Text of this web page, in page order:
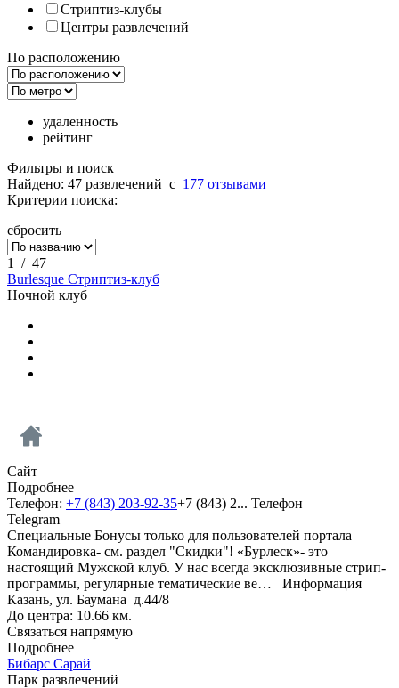
Стриптиз-клубы
Центры развлечений
По расположению
удаленность
рейтинг
Фильтры и поиск
Найдено: 47 развлечений c 177 отзывами
Критерии поиска:
сбросить
1 / 47
Burlesque Стриптиз-клуб
Ночной клуб
Сайт
Подробнее
Телефон: +7 (843) 203-92-35+7 (843) 2... Телефон
Telegram
Специальные Бонусы только для пользователей портала
Командировка- см. раздел "Скидки"! «Бурлеск»- это
настоящий Мужской клуб. У нас всегда эксклюзивные стрип-
программы, регулярные тематические ве… Информация
Казань, ул. Баумана д.44/8
До центра: 10.66 км.
Связаться напрямую
Подробнее
Бибарс Сарай
Парк развлечений